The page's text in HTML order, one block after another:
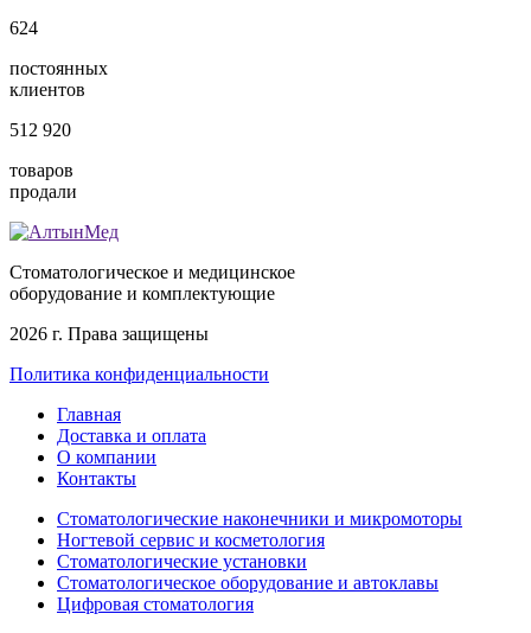
624
постоянных
клиентов
512 920
товаров
продали
Стоматологическое и медицинское
оборудование и комплектующие
2026 г. Права защищены
Политика конфиденциальности
Главная
Доставка и оплата
О компании
Контакты
Стоматологические наконечники и микромоторы
Ногтевой сервис и косметология
Стоматологические установки
Стоматологическое оборудование и автоклавы
Цифровая стоматология